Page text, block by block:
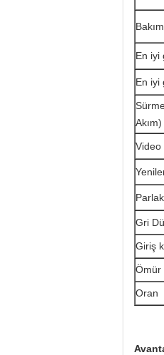
En iyi
En iyi
Akım)
Video
Gri
Giriş
Ömür
Oran